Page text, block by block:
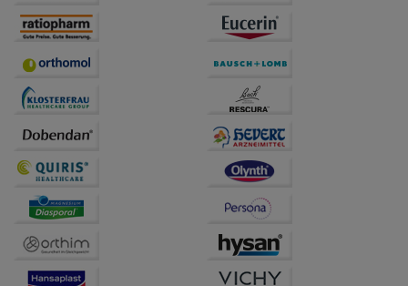
betreiben.
Statistik & Tracking:
Informationen über die Art und Weise der Nutzung
Website weiter für Sie optimieren können, den Inhalt
auf unserer Website aber auch die Werbung auf
Drittseiten möglichst relevant für Sie zu gestalten.
Bitte beachten Sie, dass Daten hierfür teilweise an
Dritte wie z.B. Google oder soziale Medien
übertragen werden.